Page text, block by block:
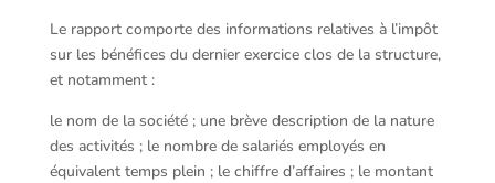
Le rapport comporte des informations relatives à l’impôt
sur les bénéfices du dernier exercice clos de la structure,
et notamment :
le nom de la société ; une brève description de la nature
des activités ; le nombre de salariés employés en
équivalent temps plein ; le chiffre d’affaires ; le montant